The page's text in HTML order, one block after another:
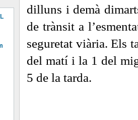
dilluns i demà
de trànsit a
seguretat viària. Els
del matí i la 1 del
5 de la tarda.